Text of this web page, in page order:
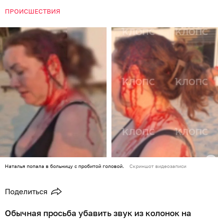
ПРОИСШЕСТВИЯ
Наталья попала в больницу с пробитой головой. Скриншот видеозаписи
Поделиться
Обычная просьба убавить звук из колонок на